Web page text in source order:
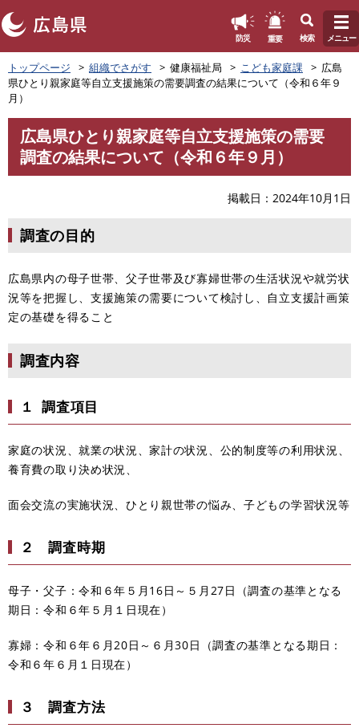
ペ
ー
ジ
の
す
防災 重要 検索 メニュー
トップページ 組織でさがす 健康福祉局 こども家庭課
広島
県ひとり親家庭等自立支援施策の需要調査の結果について（令和６年９
月）
広島県ひとり親家庭等自立支援施策の需要
調査の結果について（令和６年９月）
掲載日 2024年10月1日
調査の目的
広島県内の母子世帯、父子世帯及び寡婦世帯の生活状況や就労状
況等を把握し、支援施策の需要について検討し、自立支援計画策
定の基礎を得ること
調査内容
１ 調査項目
家庭の状況、就業の状況、家計の状況、公的制度等の利用状況、
養育費の取り決め状況、
面会交流の実施状況、ひとり親世帯の悩み、子どもの学習状況等
２ 調査時期
母子・父子：令和６年５月16日～５月27日（調査の基準となる
期日：令和６年５月１日現在）
寡婦：令和６年６月20日～６月30日（調査の基準となる期日：
令和６年６月１日現在）
３ 調査方法